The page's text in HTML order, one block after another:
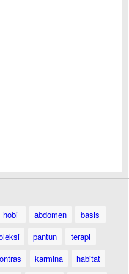
hobi abdomen
basis
pantun
terapi
karmina habitat